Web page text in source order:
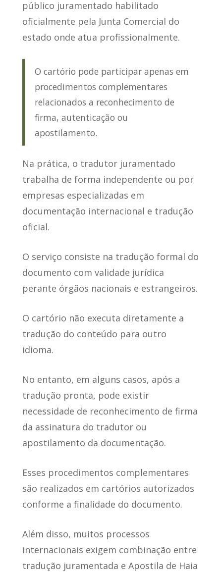
público juramentado habilitado
oficialmente pela Junta Comercial do
estado onde atua profissionalmente.
O cartório pode participar apenas em
procedimentos complementares
relacionados a reconhecimento de
firma, autenticação ou
apostilamento.
Na prática, o tradutor juramentado
trabalha de forma independente ou por
empresas especializadas em
documentação internacional e tradução
oficial.
O serviço consiste na tradução formal do
documento com validade jurídica
perante órgãos nacionais e estrangeiros.
O cartório não executa diretamente a
tradução do conteúdo para outro
idioma.
No entanto, em alguns casos, após a
tradução pronta, pode existir
necessidade de reconhecimento de firma
da assinatura do tradutor ou
apostilamento da documentação.
Esses procedimentos complementares
são realizados em cartórios autorizados
conforme a finalidade do documento.
Além disso, muitos processos
internacionais exigem combinação entre
tradução juramentada e Apostila de Haia